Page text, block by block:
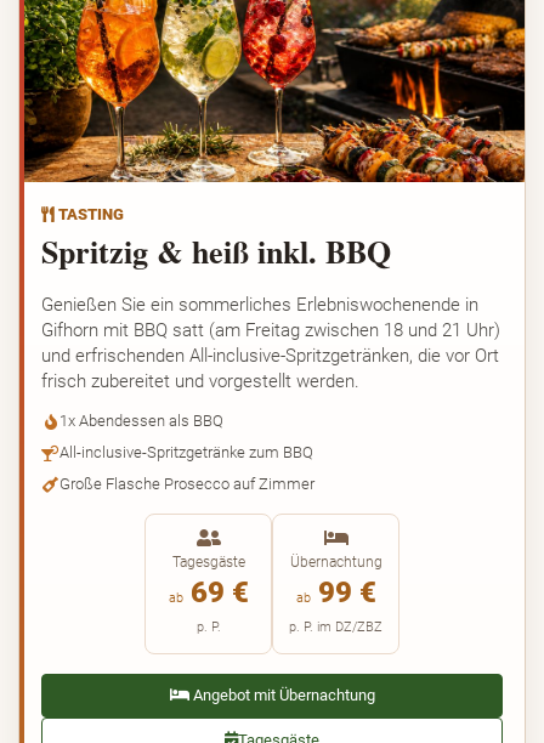
TASTING
Spritzig & heiß inkl. BBQ
Genießen Sie ein sommerliches Erlebniswochenende in
Gifhorn mit BBQ satt (am Freitag zwischen 18 und 21 Uhr)
und erfrischenden All-inclusive-Spritzgetränken, die vor Ort
frisch zubereitet und vorgestellt werden.
1x Abendessen als BBQ
All-inclusive-Spritzgetränke zum BBQ
Große Flasche Prosecco auf Zimmer
Tagesgäste
ab69 €
p. P.
Übernachtung
ab99 €
p. P. im DZ/ZBZ
Angebot mit Übernachtung